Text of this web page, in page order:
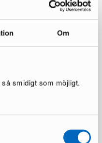
Om
smidigt som möjligt.